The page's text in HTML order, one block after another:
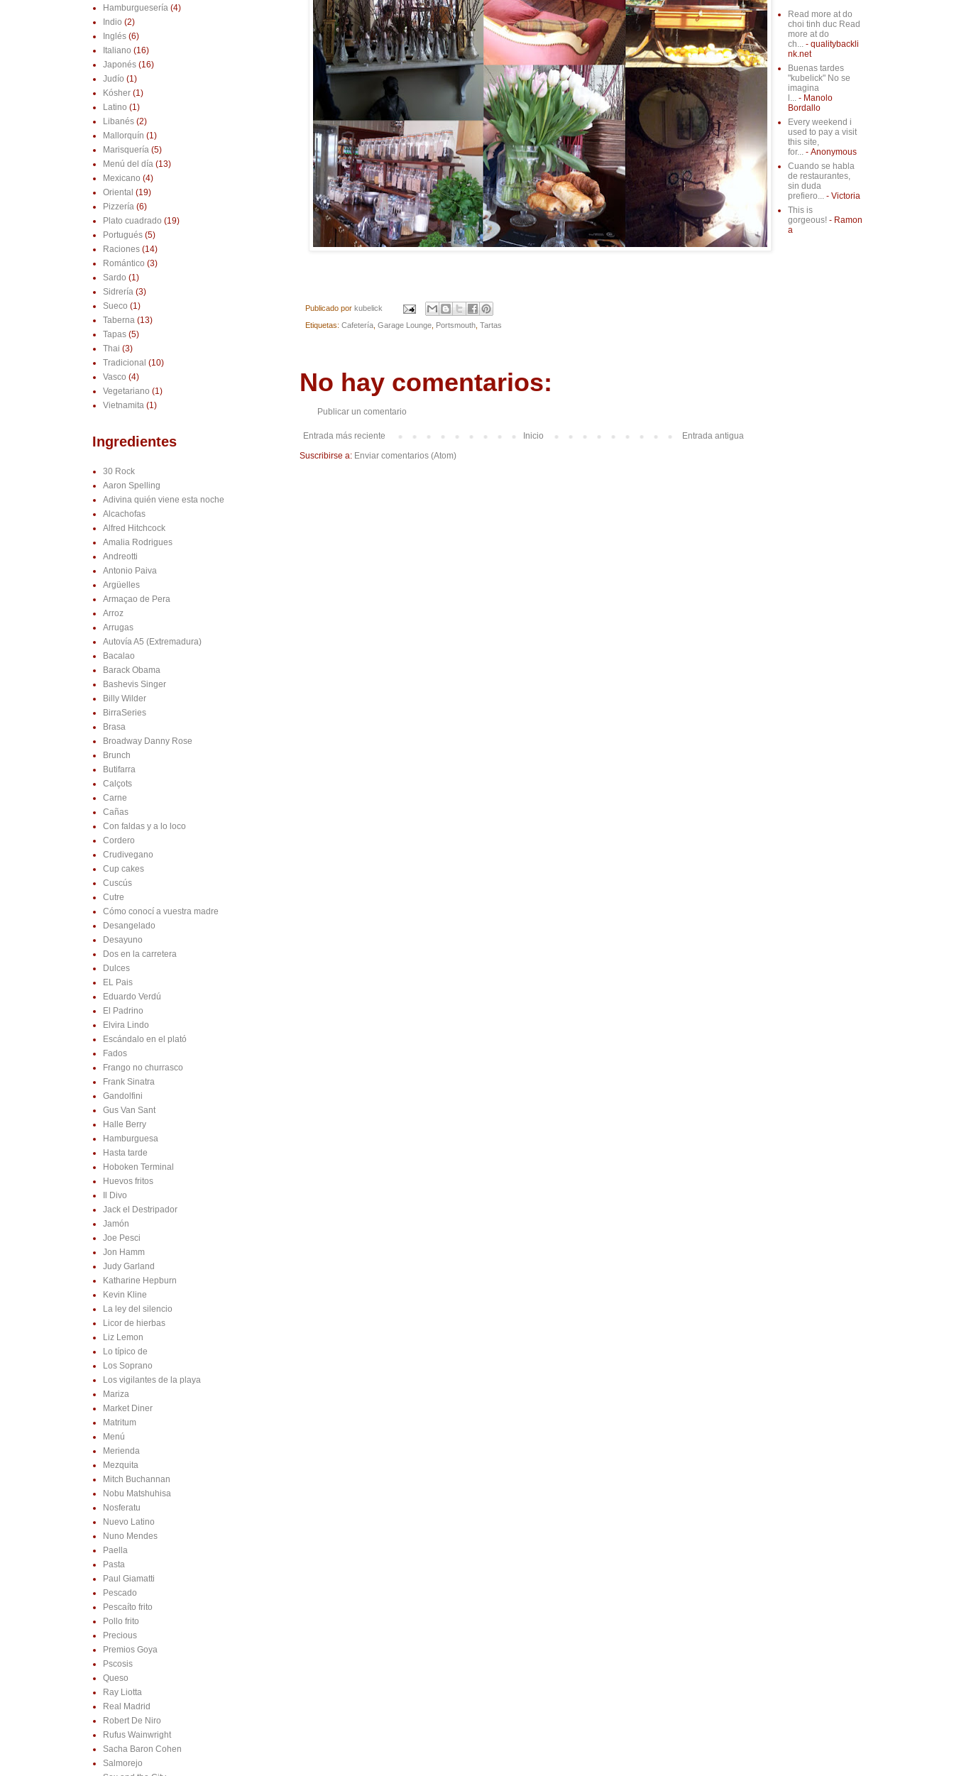
Publicado por kubelick
Etiquetas: Cafetería, Garage Lounge, Portsmouth, Tartas
No hay comentarios:
Publicar un comentario
Entrada más reciente Entrada antigua
Inicio
Suscribirse a: Enviar comentarios (Atom)
Hamburguesería (4)
Indio (2)
Inglés (6)
Italiano (16)
Japonés (16)
Judío (1)
Kósher (1)
Latino (1)
Libanés (2)
Mallorquín (1)
Marisquería (5)
Menú del día (13)
Mexicano (4)
Oriental (19)
Pizzería (6)
Plato cuadrado (19)
Portugués (5)
Raciones (14)
Romántico (3)
Sardo (1)
Sidrería (3)
Sueco (1)
Taberna (13)
Tapas (5)
Thai (3)
Tradicional (10)
Vasco (4)
Vegetariano (1)
Vietnamita (1)
Ingredientes
30 Rock
Aaron Spelling
Adivina quién viene esta noche
Alcachofas
Alfred Hitchcock
Amalia Rodrigues
Andreotti
Antonio Paiva
Argüelles
Armaçao de Pera
Arroz
Arrugas
Autovía A5 (Extremadura)
Bacalao
Barack Obama
Bashevis Singer
Billy Wilder
BirraSeries
Brasa
Broadway Danny Rose
Brunch
Butifarra
Calçots
Carne
Cañas
Con faldas y a lo loco
Cordero
Crudivegano
Cup cakes
Cuscús
Cutre
Cómo conocí a vuestra madre
Desangelado
Desayuno
Dos en la carretera
Dulces
EL Pais
Eduardo Verdú
El Padrino
Elvira Lindo
Escándalo en el plató
Fados
Frango no churrasco
Frank Sinatra
Gandolfini
Gus Van Sant
Halle Berry
Hamburguesa
Hasta tarde
Hoboken Terminal
Huevos fritos
Il Divo
Jack el Destripador
Jamón
Joe Pesci
Jon Hamm
Judy Garland
Katharine Hepburn
Kevin Kline
La ley del silencio
Licor de hierbas
Liz Lemon
Lo típico de
Los Soprano
Los vigilantes de la playa
Mariza
Market Diner
Matritum
Menú
Merienda
Mezquita
Mitch Buchannan
Nobu Matshuhisa
Nosferatu
Nuevo Latino
Nuno Mendes
Paella
Pasta
Paul Giamatti
Pescado
Pescaíto frito
Pollo frito
Precious
Premios Goya
Pscosis
Queso
Ray Liotta
Real Madrid
Robert De Niro
Rufus Wainwright
Sacha Baron Cohen
Salmorejo
Read more at do
choi tinh duc Read
more at do
ch...- qualitybackli
nk.net
Buenas tardes
"kubelick" No se
imagina
l...- Manolo
Bordallo
Every weekend i
used to pay a visit
this site,
for...- Anonymous
Cuando se habla
de restaurantes,
sin duda
prefiero...- Victoria
This is
gorgeous!- Ramon
a